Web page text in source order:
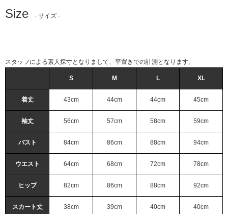
Size - サイズ -
スタッフによる素人採寸となりまして、平置きでの計測となります。
S M L XL
着丈 43cm 44cm 44cm 45cm
袖丈 56cm 57cm 58cm 59cm
バスト 84cm 86cm 88cm 94cm
ウエスト 64cm 68cm 72cm 78cm
ヒップ 82cm 86cm 88cm 92cm
スカート丈 38cm 39cm 40cm 40cm